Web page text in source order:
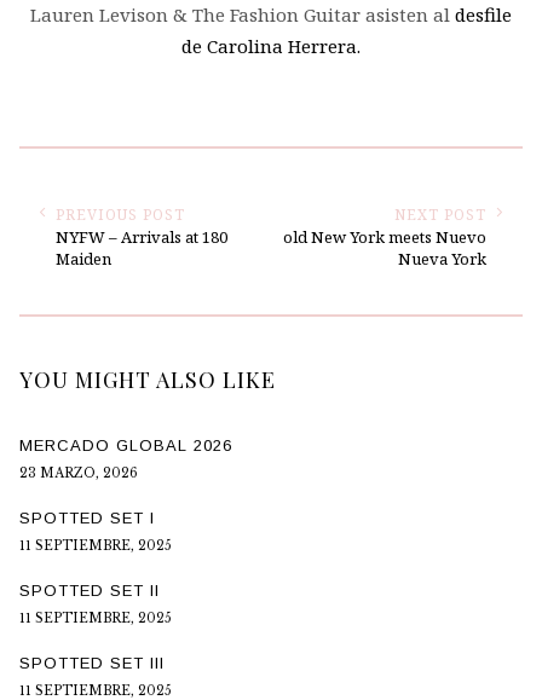
Lauren Levison & The Fashion Guitar asisten al desfile
de Carolina Herrera.
PREVIOUS POST
NYFW – Arrivals at 180
Maiden
NEXT POST
old New York meets Nuevo
Nueva York
YOU MIGHT ALSO LIKE
MERCADO GLOBAL 2026
23 MARZO, 2026
SPOTTED SET I
11 SEPTIEMBRE, 2025
SPOTTED SET II
11 SEPTIEMBRE, 2025
SPOTTED SET III
11 SEPTIEMBRE, 2025